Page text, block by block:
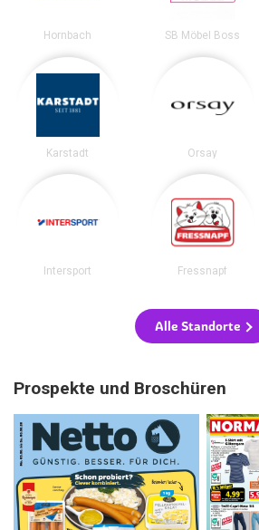
Hornbach SB Möbel Boss
Karstadt Orsay
Intersport Fressnapf
Alle Standorte
Prospekte und Broschüren